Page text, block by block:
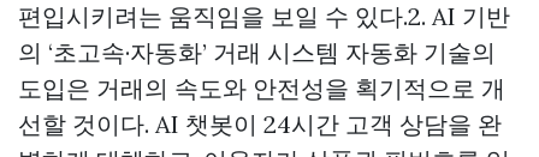
편입시키려는 움직임을 보일 수 있다.2. AI 기반
의 ‘초고속·자동화’ 거래 시스템 자동화 기술의
도입은 거래의 속도와 안전성을 획기적으로 개
선할 것이다. AI 챗봇이 24시간 고객 상담을 완